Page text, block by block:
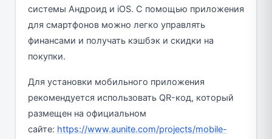
системы Андроид и iOS. С помощью приложения
для смартфонов можно легко управлять
финансами и получать кэшбэк и скидки на
покупки.
Для установки мобильного приложения
рекомендуется использовать QR-код, который
размещен на официальном
сайте: https://www.aunite.com/projects/mobile-